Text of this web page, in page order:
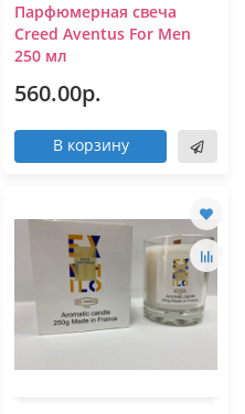
Парфюмерная свеча
Creed Aventus For Men
250 мл
560.00р.
В корзину